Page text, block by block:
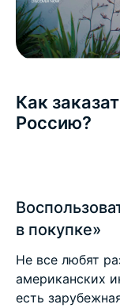
Как
Россию?
в покупке»
Не все любят
американских
есть